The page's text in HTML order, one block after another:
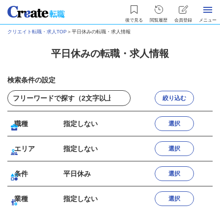
後で見る 閲覧履歴 会員登録 メニュー
クリエイト転職・求人TOP ＞平日休みの転職・求人情報
平日休みの転職・求人情報
検索条件の設定
絞り込む
職種 指定しない 選択
エリア 指定しない 選択
条件 平日休み 選択
業種 指定しない 選択